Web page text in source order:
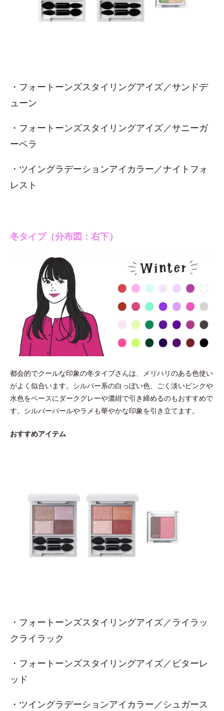
・フォートーンズスタイリングアイズ／サンドデ
ューン
・フォートーンズスタイリングアイズ／サニーガ
ーベラ
・ツイングラデーションアイカラー／ナイトフォ
レスト
冬タイプ（分布図：右下）
都会的でクールな印象の冬タイプさんは、メリハリのある色使い
がよく似合います。シルバー系の白っぽい色、ごく淡いピンクや
水色をベースにダークグレーや濃紺で引き締めるのもおすすめで
す。シルバーパールやラメも華やかな印象を引き立てます。
おすすめアイテム
・フォートーンズスタイリングアイズ／ライラッ
クライラック
・フォートーンズスタイリングアイズ／ビターレ
ッド
・ツイングラデーションアイカラー／シュガース